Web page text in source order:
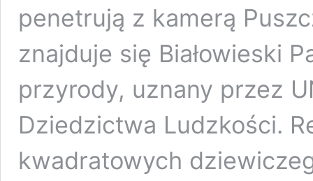
penetrują z kamerą
znajduje się Białowieski
przyrody, uznany przez
Dziedzictwa Ludzkości.
kwadratowych